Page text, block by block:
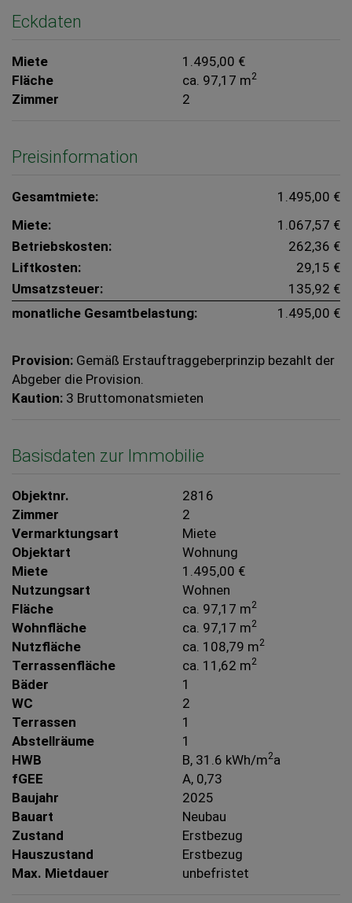
Eckdaten
Miete
1.495,00 €
Fläche
ca. 97,17 m2
Zimmer 2
Preisinformation
Gesamtmiete:
1.495,00 €
Miete:
1.067,57 €
Betriebskosten:
262,36 €
Liftkosten:
29,15 €
Umsatzsteuer:
135,92 €
monatliche Gesamtbelastung:
1.495,00 €
Provision: Gemäß Erstauftraggeberprinzip bezahlt der
Abgeber die Provision.
Kaution: 3 Bruttomonatsmieten
Basisdaten zur Immobilie
Objektnr.
2816
Zimmer
2
Vermarktungsart
Miete
Objektart
Wohnung
Miete
1.495,00 €
Nutzungsart
Wohnen
Fläche
ca. 97,17 m2
Wohnfläche ca. 97,17 m2
Nutzfläche ca. 108,79 m2
Terrassenfläche ca. 11,62 m2
Bäder
1
WC
2
Terrassen
1
Abstellräume
1
HWB
B, 31.6 kWh/m2a
fGEE
A, 0,73
Baujahr
2025
Bauart
Neubau
Zustand
Erstbezug
Hauszustand
Erstbezug
Max. Mietdauer
unbefristet